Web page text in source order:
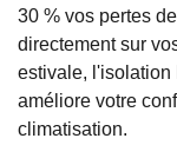
30 % vos pertes
directement sur
estivale, l'isolation
améliore votre
climatisation.